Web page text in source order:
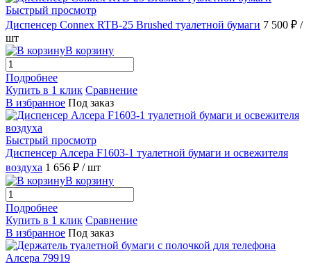
Быстрый просмотр
Диспенсер Connex RTB-25 Brushed туалетной бумаги 7 500 ₽ /
шт
В корзину
Подробнее
Купить в 1 клик Сравнение
В избранное Под заказ
Быстрый просмотр
Диспенсер Алсера F1603-1 туалетной бумаги и освежителя
воздуха 1 656 ₽ / шт
В корзину
Подробнее
Купить в 1 клик Сравнение
В избранное Под заказ